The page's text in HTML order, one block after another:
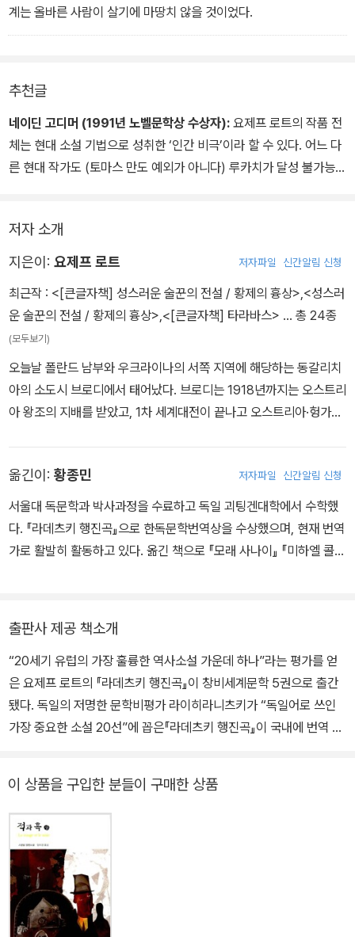
는 한 가족의 운명에서 역사 권력의 운명을 보여준다는 것을 느껴
도 좋으리라 생각합니다.
고 특징적인 것을 찾아 기록하는 것이 작가의 의무입니다. 역사
가 그 가치를 알아채지 못하고 아무 생각 없이 떨어뜨리는 듯보이
는 개인의 운명들을 주워모아야 하는 숭고하면서도 겸허한 임무를 작
가는 맡고 있습니다.
계는 올바른 사람이 살기에 마땅치 않을 것이었다.
추천글
네이딘 고디머 (1991년 노벨문학상 수상자): 요제프 로트의 작품 전
체는 현대 소설 기법으로 성취한 ‘인간 비극’이라 할 수 있다. 어느 다
른 현대 작가도 (토마스 만도 예외가 아니다) 루카치가 달성 불가능한
저자 소개
지은이: 요제프 로트 저자파일 신간알림 신청
최근작 : <[큰글자책] 성스러운 술꾼의 전설 / 황제의 흉상> <성스러
운 술꾼의 전설 / 황제의 흉상> <[큰글자책] 타라바스> … 총 24종
(모두보기)
오늘날 폴란드 남부와 우크라이나의 서쪽 지역에 해당하는 동갈리치
아의 소도시 브로디에서 태어났다. 브로디는 1918년까지는 오스트리
아 왕조의 지배를 받았고, 1차 세계대전이 끝나고 오스트리아·헝가리
된 브로디에 근거를 둔 유대계 상인 집안의 딸이었다. 아버지는 결혼
당시 함부르크 회사에서 곡물 거래 업무를 맡고 있었는데, 출장 중에
정신 분열을 일으켜서 정신병원에 이송된 후 실종된 것으로 전해진
다. 로트는 이후 외가의 도움으로 학교 교육을 마친다. 김나지움에서
일과 장학금으로 생활하면서 1916년 첫 단편 〈모범생(Vorzugssch
uler)〉을 발표한다. 전쟁 초기, 평화주의자를 자처하던 로트는 곧 군
에 자원입대 후 참전하고, 1917년부터 전쟁이 끝날 무렵까지 브로디
가 속한 리비우 지역에 종군 기자로 파견된다. 1918년 사회주의 잡지
인 《앞으로(Vorwarts)》에 ‘붉은 로트(der rote Roth)’라는 이름으
후 로트는 세계사의 격동기 한가운데에서 언론과 창작을 오가면서 정
처 없이 떠도는 생활을 하게 된다. 그는 평생을 여러 지역과 도시, 여
러 장소를 전전했고 나이가 들어서도 호텔이나 여관에서 거주했다.
가진 것이라곤 여행 가방 몇 개가 전부였고, 밤낮을 카페와 술집에서
술과 담배로 보냈다. 1933년 나치가 집권하자마자 베를린을 떠나 파
리로 망명길에 나섰는데 1939년 파리의 카페에서 유대인 작가 에른
스트 톨러(Ernst Toller, 1893∼1939)가 미국에서 망명 중 자살했
옮긴이: 황종민 저자파일 신간알림 신청
서울대 독문학과 박사과정을 수료하고 독일 괴팅겐대학에서 수학했
다. 『라데츠키 행진곡』으로 한독문학번역상을 수상했으며, 현재 번역
가로 활발히 활동하고 있다. 옮긴 책으로 『모래 사나이』 『미하엘 콜하
출판사 제공 책소개
“20세기 유럽의 가장 훌륭한 역사소설 가운데 하나”라는 평가를 얻
은 요제프 로트의 『라데츠키 행진곡』이 창비세계문학 5권으로 출간
됐다. 독일의 저명한 문학비평가 라이히라니츠키가 “독일어로 쓰인
가장 중요한 소설 20선”에 꼽은『라데츠키 행진곡』이 국내에 번역 출
의 소설 『라데츠키 행진곡』에 부치는 머리말」과 1차 세계대전의 시작
을 알리는, 오스트리아-헝가리 이중제국의 황제 프란츠 요제프 1세의
대쎄르비아 선전포고문 「나의 민족들에게!」(국내 초역), 작품의 역사
적·지리적 배경을 부록으로 실었다. 20세기 유럽의 가장 훌륭한 역사
소설 요제프 로트의 『라데츠키 행진곡』 국내 초역 독일어로 쓰인 가
장 중요한 소설 20선 1930년 집필하기 시작하여 1932년 탈고한
『라데츠키 행진곡』은 오스트리아-헝가리 제국을 다룸으로써 합스부
이 상품을 구입한 분들이 구매한 상품